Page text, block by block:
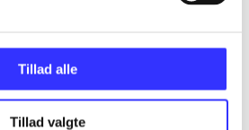
Tillad alle
Tillad valgte